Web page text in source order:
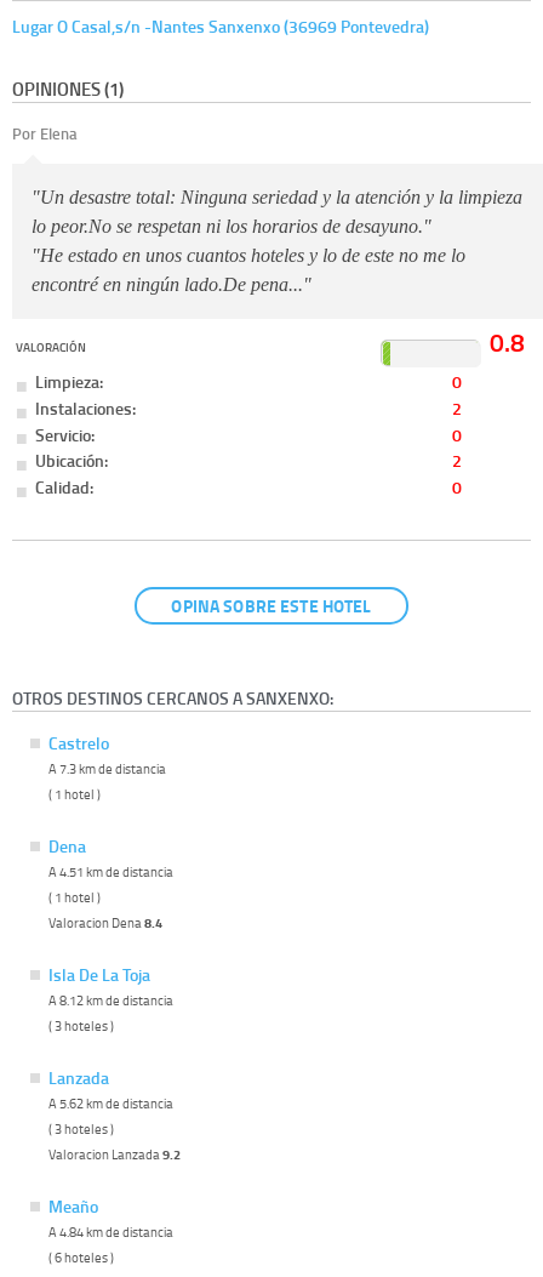
Lugar O Casal,s/n -Nantes Sanxenxo (36969 Pontevedra)
OPINIONES (1)
Por Elena
"Un desastre total: Ninguna seriedad y la atención y la limpieza
lo peor.No se respetan ni los horarios de desayuno."
"He estado en unos cuantos hoteles y lo de este no me lo
encontré en ningún lado.De pena..."
VALORACIÓN 0.8
Limpieza:
0
Instalaciones:
2
Servicio:
0
Ubicación:
2
Calidad:
0
OPINA SOBRE ESTE HOTEL
OTROS DESTINOS CERCANOS A SANXENXO:
Castrelo
A 7.3 km de distancia
( 1 hotel )
Dena
A 4.51 km de distancia
( 1 hotel )
Valoracion Dena 8.4
Isla De La Toja
A 8.12 km de distancia
( 3 hoteles )
Lanzada
A 5.62 km de distancia
( 3 hoteles )
Valoracion Lanzada 9.2
Meaño
A 4.84 km de distancia
( 6 hoteles )